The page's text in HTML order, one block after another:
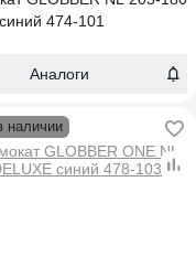
474-101
Аналоги
наличии